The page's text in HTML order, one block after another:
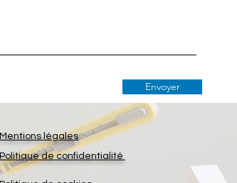
Envoyer
Mentions légales
Politique de confidentialité